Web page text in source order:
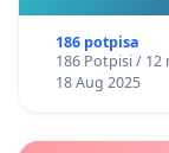
186 potpisa
186 Potpisi / 12
18 Aug 2025